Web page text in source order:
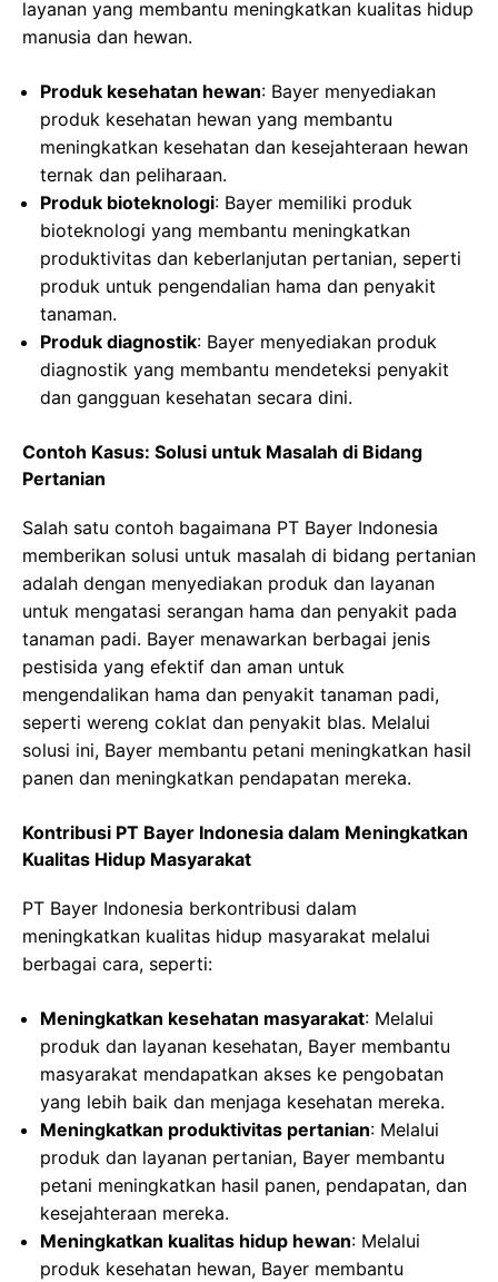
layanan yang membantu meningkatkan kualitas hidup
manusia dan hewan.
Produk kesehatan hewan: Bayer menyediakan
produk kesehatan hewan yang membantu
meningkatkan kesehatan dan kesejahteraan hewan
ternak dan peliharaan.
Produk bioteknologi: Bayer memiliki produk
bioteknologi yang membantu meningkatkan
produktivitas dan keberlanjutan pertanian, seperti
produk untuk pengendalian hama dan penyakit
tanaman.
Produk diagnostik: Bayer menyediakan produk
diagnostik yang membantu mendeteksi penyakit
dan gangguan kesehatan secara dini.
Contoh Kasus: Solusi untuk Masalah di Bidang
Pertanian
Salah satu contoh bagaimana PT Bayer Indonesia
memberikan solusi untuk masalah di bidang pertanian
adalah dengan menyediakan produk dan layanan
untuk mengatasi serangan hama dan penyakit pada
tanaman padi. Bayer menawarkan berbagai jenis
pestisida yang efektif dan aman untuk
mengendalikan hama dan penyakit tanaman padi,
seperti wereng coklat dan penyakit blas. Melalui
solusi ini, Bayer membantu petani meningkatkan hasil
panen dan meningkatkan pendapatan mereka.
Kontribusi PT Bayer Indonesia dalam Meningkatkan
Kualitas Hidup Masyarakat
PT Bayer Indonesia berkontribusi dalam
meningkatkan kualitas hidup masyarakat melalui
berbagai cara, seperti:
Meningkatkan kesehatan masyarakat: Melalui
produk dan layanan kesehatan, Bayer membantu
masyarakat mendapatkan akses ke pengobatan
yang lebih baik dan menjaga kesehatan mereka.
Meningkatkan produktivitas pertanian: Melalui
produk dan layanan pertanian, Bayer membantu
petani meningkatkan hasil panen, pendapatan, dan
kesejahteraan mereka.
Meningkatkan kualitas hidup hewan: Melalui
produk kesehatan hewan, Bayer membantu